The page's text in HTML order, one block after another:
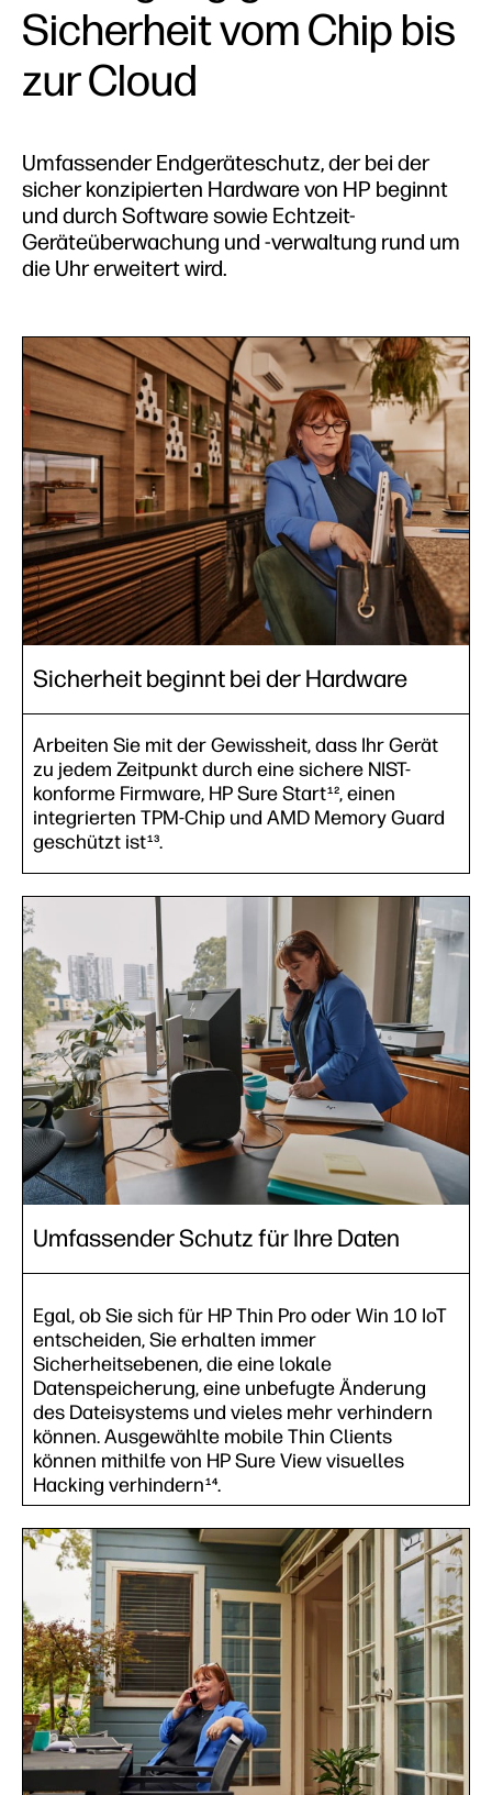
Sicherheit vom Chip bis
zur Cloud
Umfassender Endgeräteschutz, der bei der
sicher konzipierten Hardware von HP beginnt
und durch Software sowie Echtzeit-
Geräteüberwachung und -verwaltung rund um
die Uhr erweitert wird.
Sicherheit beginnt bei der Hardware
Arbeiten Sie mit der Gewissheit, dass Ihr Gerät
zu jedem Zeitpunkt durch eine sichere NIST-
konforme Firmware, HP Sure Start12, einen
integrierten TPM-Chip und AMD Memory Guard
geschützt ist13.
Umfassender Schutz für Ihre Daten
Egal, ob Sie sich für HP Thin Pro oder Win 10 IoT
entscheiden, Sie erhalten immer
Sicherheitsebenen, die eine lokale
Datenspeicherung, eine unbefugte Änderung
des Dateisystems und vieles mehr verhindern
können. Ausgewählte mobile Thin Clients
können mithilfe von HP Sure View visuelles
Hacking verhindern 14.